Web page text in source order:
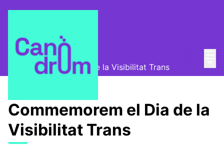
Canòdrom Obert
Commemorem el Dia de la Visibilitat Trans
Commemorem el Dia de la
Visibilitat Trans